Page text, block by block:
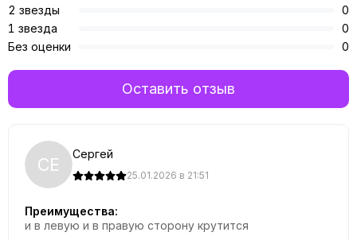
СЕ Сергей
25.01.2026 в 21:51
Преимущества:
и в левую и в правую сторону крутится
2 звезды
0
1 звезда
0
Без оценки
0
Оставить отзыв